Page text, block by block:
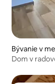
Bývanie v
Dom v